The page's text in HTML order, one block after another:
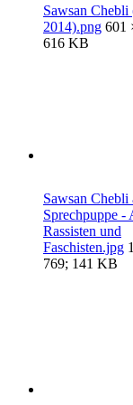
Sawsan
2014).png 601
616 KB
Sawsan Chebli
Sprechpuppe -
Rassisten und
Faschisten.jpg
769; 141 KB